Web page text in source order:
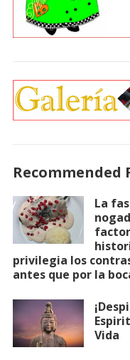
Recommended
La
privilegia los
antes que por la
Vida